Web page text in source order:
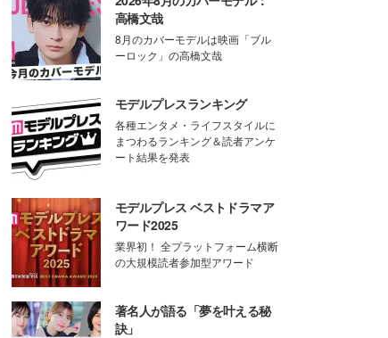
高橋文哉
8月のカバーモデルは映画「ブル
ーロック」の高橋文哉
モデルプレスランキング
各種エンタメ・ライフスタイルに
まつわるランキング＆読者アンケ
ート結果を発表
モデルプレス ベストドラマア
ワード2025
業界初！ 全プラットフォーム横断
の大規模読者参加型アワード
著名人が語る「夢を叶える秘
訣」